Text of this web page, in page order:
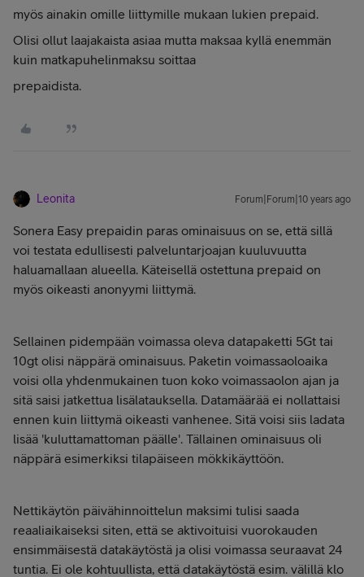
myös ainakin omille liittymille mukaan lukien prepaid.
Olisi ollut laajakaista asiaa mutta maksaa kyllä enemmän
kuin matkapuhelinmaksu soittaa
prepaidista.
Leonita Forum|Forum|10 years ago
Sonera Easy prepaidin paras ominaisuus on se, että sillä
voi testata edullisesti palveluntarjoajan kuuluvuutta
haluamallaan alueella. Käteisellä ostettuna prepaid on
myös oikeasti anonyymi liittymä.
Sellainen pidempään voimassa oleva datapaketti 5Gt tai
10gt olisi näppärä ominaisuus. Paketin voimassaoloaika
voisi olla yhdenmukainen tuon koko voimassaolon ajan ja
sitä saisi jatkettua lisälatauksella. Datamäärää ei nollattaisi
ennen kuin liittymä oikeasti vanhenee. Sitä voisi siis ladata
lisää 'kuluttamattoman päälle'. Tällainen ominaisuus oli
näppärä esimerkiksi tilapäiseen mökkikäyttöön.
Nettikäytön päivähinnoittelun maksimi tulisi saada
reaaliaikaiseksi siten, että se aktivoituisi vuorokauden
ensimmäisestä datakäytöstä ja olisi voimassa seuraavat 24
tuntia. Ei ole kohtuullista, että datakäytöstä esim. välillä klo